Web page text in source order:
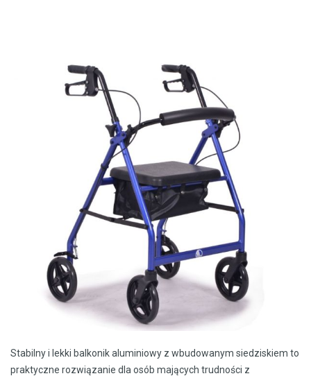
Stabilny i lekki balkonik aluminiowy z wbudowanym siedziskiem to
praktyczne rozwiązanie dla osób mających trudności z